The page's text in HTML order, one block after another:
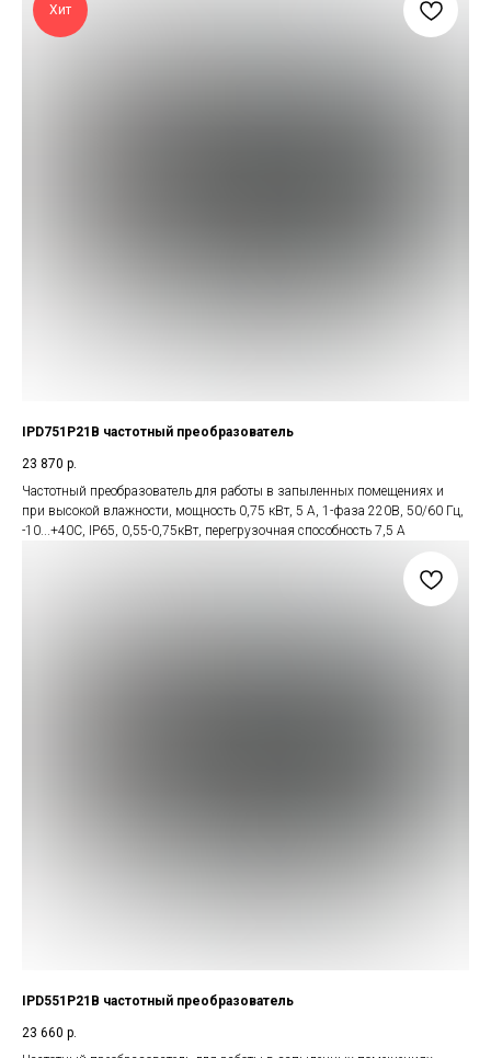
Хит
IPD751P21B частотный преобразователь
23 870 р.
Частотный преобразователь для работы в запыленных помещениях и
при высокой влажности, мощность 0,75 кВт, 5 А, 1-фаза 220В, 50/60 Гц,
-10...+40С, IP65, 0,55-0,75кВт, перегрузочная способность 7,5 А
IPD551P21B частотный преобразователь
23 660 р.